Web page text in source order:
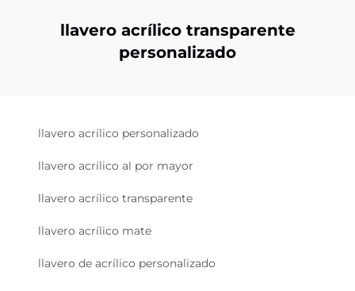
llavero acrílico transparente
personalizado
llavero acrílico personalizado
llavero acrílico al por mayor
llavero acrílico transparente
llavero acrílico mate
llavero de acrílico personalizado